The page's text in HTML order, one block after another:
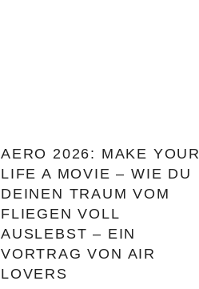
AERO 2026: MAKE YOUR
LIFE A MOVIE – WIE DU
DEINEN TRAUM VOM
FLIEGEN VOLL
AUSLEBST – EIN
VORTRAG VON AIR
LOVERS